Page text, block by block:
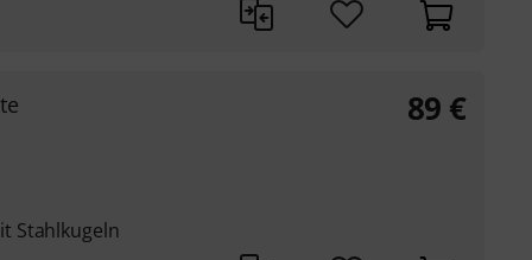
Stahlkugeln
89 €